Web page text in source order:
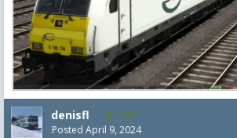
denisfl 1,522
Posted April 9, 2024